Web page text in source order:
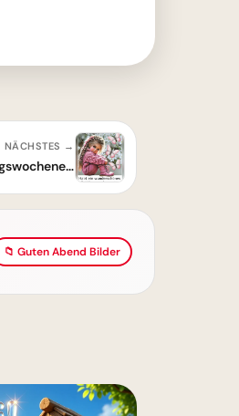
NÄCHSTES →
Süße Guten Morgen Grüße: Habt ein wunderschönes Frühlingswochenende
📁 Guten Abend Bilder